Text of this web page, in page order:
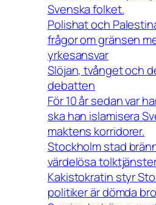
Svenska folket.
Polishat och
frågor om gränsen
yrkesansvar
Slöjan, tvånget och
debatten
För 10 år sedan var
ska han islamisera
maktens korridorer.
Stockholm stad
värdelösa
Kakistokratin styr
politiker är dömda